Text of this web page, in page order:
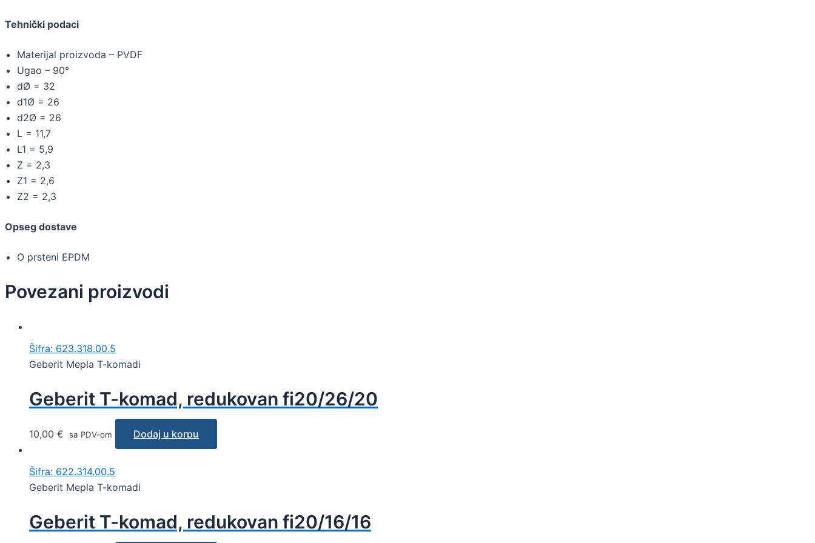
Tehnički podaci
Materijal proizvoda – PVDF
Ugao – 90°
dØ = 32
d1Ø = 26
d2Ø = 26
L = 11,7
L1 = 5,9
Z = 2,3
Z1 = 2,6
Z2 = 2,3
Opseg dostave
O prsteni EPDM
Povezani proizvodi
Šifra: 623.318.00.5
Geberit Mepla T-komadi
Geberit T-komad, redukovan fi20/26/20
10,00 € sa PDV-om Dodaj u korpu
Šifra: 622.314.00.5
Geberit Mepla T-komadi
Geberit T-komad, redukovan fi20/16/16